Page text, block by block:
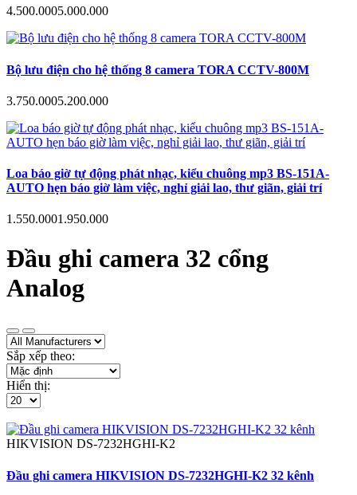
4.500.0005.000.000
Bộ lưu điện cho hệ thống 8 camera TORA CCTV-800M
3.750.0005.200.000
Loa báo giờ tự động phát nhạc, kiểu chuông mp3 BS-151A-
AUTO hẹn báo giờ làm việc, nghỉ giải lao, thư giãn, giải trí
1.550.0001.950.000
Đầu ghi camera 32 cổng
Analog
Sắp xếp theo:
Hiển thị:
HIKVISION DS-7232HGHI-K2
Đầu ghi camera HIKVISION DS-7232HGHI-K2 32 kênh